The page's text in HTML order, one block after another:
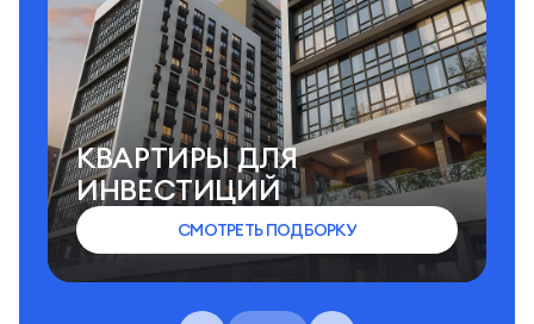
КВАРТИРЫ ДЛЯ
ИНВЕСТИЦИЙ
СМОТРЕТЬ ПОДБОРКУ